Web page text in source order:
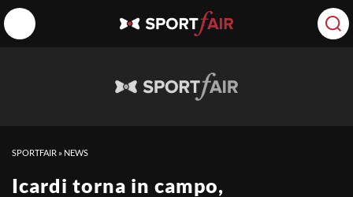
SPORTFAIR » NEWS
Icardi torna in campo,